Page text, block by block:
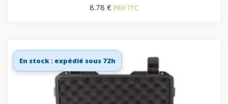
8.78 € PRIX TTC
En stock : expédié sous 72h